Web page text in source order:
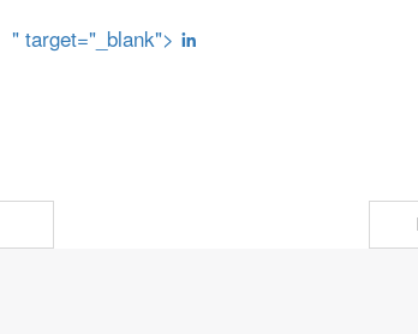
" target="_blank">